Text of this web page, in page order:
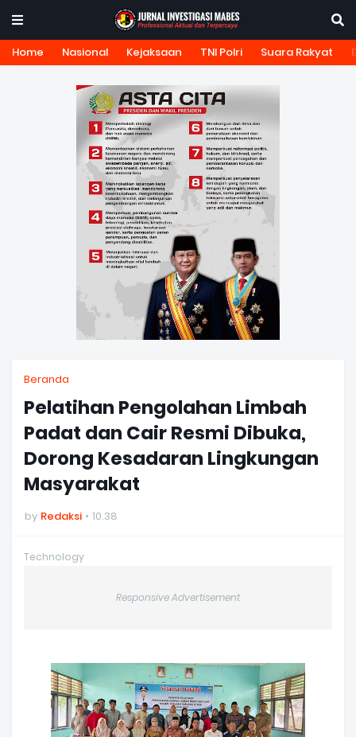
Home Nasional Kejaksaan TNI Polri Suara Rakyat
Beranda
Pelatihan Pengolahan Limbah
Padat dan Cair Resmi Dibuka,
Dorong Kesadaran Lingkungan
Masyarakat
by Redaksi 10.38
Technology
Responsive Advertisement